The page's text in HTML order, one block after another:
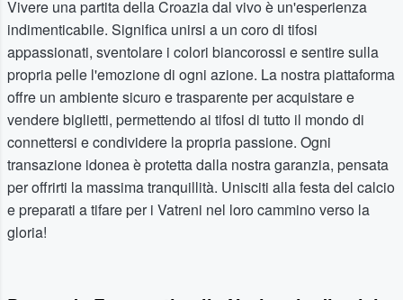
Vivere una partita della Croazia dal vivo è un'esperienza
indimenticabile. Significa unirsi a un coro di tifosi
appassionati, sventolare i colori biancorossi e sentire sulla
propria pelle l'emozione di ogni azione. La nostra piattaforma
offre un ambiente sicuro e trasparente per acquistare e
vendere biglietti, permettendo ai tifosi di tutto il mondo di
connettersi e condividere la propria passione. Ogni
transazione idonea è protetta dalla nostra garanzia, pensata
per offrirti la massima tranquillità. Unisciti alla festa del calcio
e preparati a tifare per i Vatreni nel loro cammino verso la
gloria!